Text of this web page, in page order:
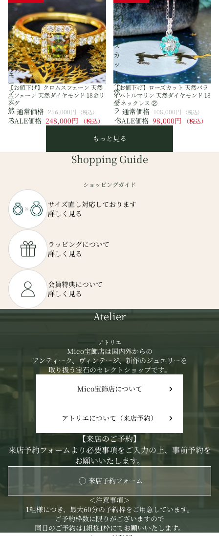
モ
ド
ピ
ア
ス
②
ア
ス
②
下
げ】
ク
ロ
ム
ス
フ
ェ
ー
ン
天
然
ス
イ
ヤ
モ
ン
18
リ
グ
【お値下げ】クロムスフェーン 天然
スフェーン 天然ダイヤモンド 18金リ
ング
SALE価格 248,000円 （税込）
通常価格 256,000円（税込）
下
げ】
ロ
ー
ズ
カ
ッ
ト
天
然
パ
ラ
イ
ト
マ
リ
天
ダ
ス
②
【お値下げ】ローズカット 天然パラ
イバトルマリン 天然ダイヤモンド 18
金 ネックレス ②
SALE価格 98,000円 （税込）
通常価格 108,000円（税込）
もっと見る
Shopping Guide
ショッピングガイド
サイズ直し対応しております
詳しく見る
ラッピングについて
詳しく見る
会員特典について
詳しく見る
Atelier
アトリエ
Mico宝飾店は国内外からの
アンティーク、ヴィンテージ、新作のジュエリーを
取り扱う宝石のセレクトショップです。
Mico宝飾店について
アトリエについて（来店予約）
【来店のご予約】
来店予約フォーム より必要事項をご入力の上、事前予約を
お願いいたします。
来店予約フォーム
＜注意事項＞
1組様につき、最大60分の予約枠をご用意しています。
ご予約枠数に限りがございますので
同日のご予約は1組様1枠にてお願いいたします。